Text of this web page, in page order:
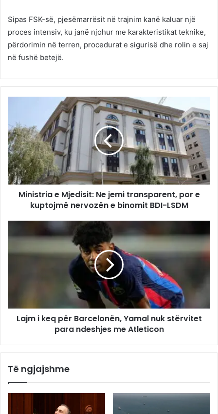
Sipas FSK-së, pjesëmarrësit në trajnim kanë kaluar një
proces intensiv, ku janë njohur me karakteristikat teknike,
përdorimin në terren, procedurat e sigurisë dhe rolin e saj
në fushë betejë.
Ministria e Mjedisit: Ne jemi transparent, por e
kuptojmë nervozën e binomit BDI-LSDM
Lajm i keq për Barcelonën, Yamal nuk stërvitet
para ndeshjes me Atleticon
Të ngjajshme